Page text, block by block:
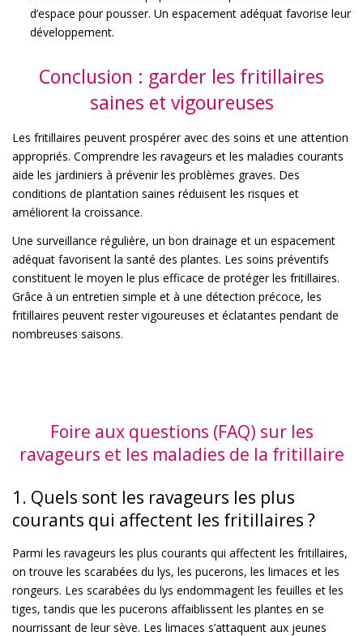
d’espace pour pousser. Un espacement adéquat favorise leur
développement.
Conclusion : garder les fritillaires
saines et vigoureuses
Les fritillaires peuvent prospérer avec des soins et une attention
appropriés. Comprendre les ravageurs et les maladies courants
aide les jardiniers à prévenir les problèmes graves. Des
conditions de plantation saines réduisent les risques et
améliorent la croissance.
Une surveillance régulière, un bon drainage et un espacement
adéquat favorisent la santé des plantes. Les soins préventifs
constituent le moyen le plus efficace de protéger les fritillaires.
Grâce à un entretien simple et à une détection précoce, les
fritillaires peuvent rester vigoureuses et éclatantes pendant de
nombreuses saisons.
Foire aux questions (FAQ) sur les
ravageurs et les maladies de la fritillaire
1. Quels sont les ravageurs les plus
courants qui affectent les fritillaires ?
Parmi les ravageurs les plus courants qui affectent les fritillaires,
on trouve les scarabées du lys, les pucerons, les limaces et les
rongeurs. Les scarabées du lys endommagent les feuilles et les
tiges, tandis que les pucerons affaiblissent les plantes en se
nourrissant de leur sève. Les limaces s’attaquent aux jeunes